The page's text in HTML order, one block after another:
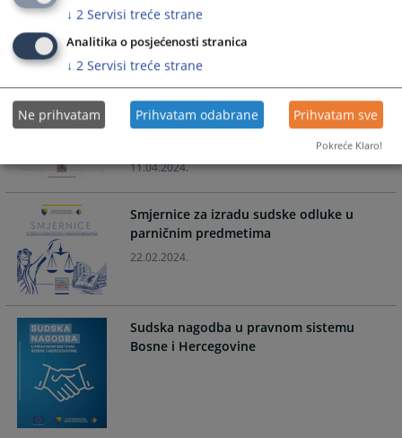
Priručnik za planiranje tekućeg i
investicionog održavanja sudskih zgrada
i načina sačinavanja programa
održavanja i smjernice za projektovanje
11.04.2024.
Smjernice za izradu sudske odluke u
parničnim predmetima
22.02.2024.
Sudska nagodba u pravnom sistemu
Bosne i Hercegovine
↓ 2 Servisi treće strane
Analitika o posjećenosti stranica
↓ 2 Servisi treće strane
Ne prihvatam Prihvatam odabrane Prihvatam sve
Pokreće Klaro!